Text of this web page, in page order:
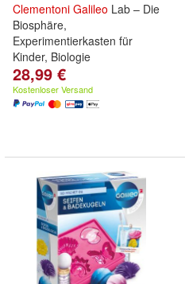
Clementoni Galileo Lab – Die
Biosphäre,
Experimentierkasten für
Kinder, Biologie
28,99 €
Kostenloser Versand